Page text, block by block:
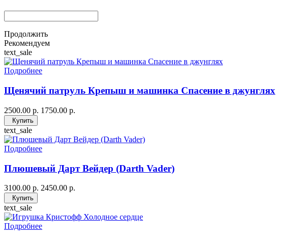
Продолжить
Рекомендуем
text_sale
Подробнее
Щенячий патруль Крепыш и машинка Спасение в джунглях
2500.00 р. 1750.00 р.
Купить
text_sale
Подробнее
Плюшевый Дарт Вейдер (Darth Vader)
3100.00 р. 2450.00 р.
Купить
text_sale
Подробнее